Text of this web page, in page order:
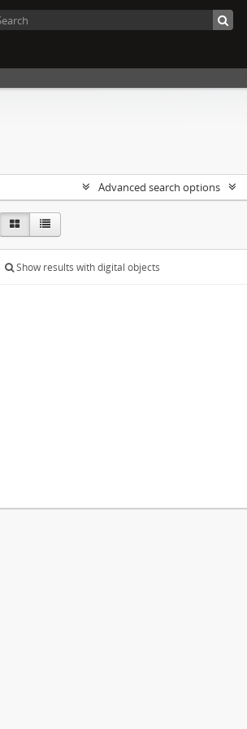
Advanced search options
Show results with digital objects